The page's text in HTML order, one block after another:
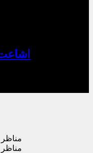
459 مناظر
437 مناظر